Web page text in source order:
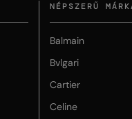
NÉPSZERŰ
Balmain
Bvlgari
Cartier
Celine